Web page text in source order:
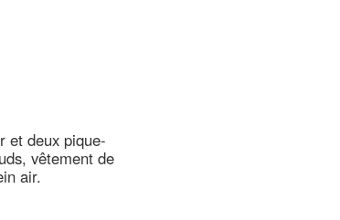
et deux pique-
vêtement de
air.